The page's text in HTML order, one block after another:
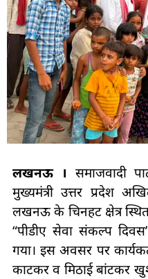
लखनऊ । समाजवादी
मुख्यमंत्री उत्तर प्रदेश
लखनऊ के चिनहट क्षेत्र स्थित
“पीडीए सेवा संकल्प
गया। इस अवसर पर
काटकर व मिठाई बांटकर